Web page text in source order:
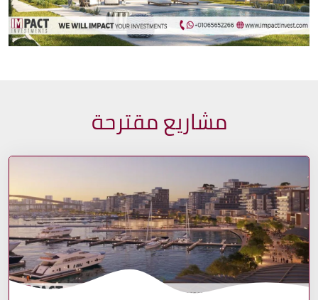
مشاريع مقترحة